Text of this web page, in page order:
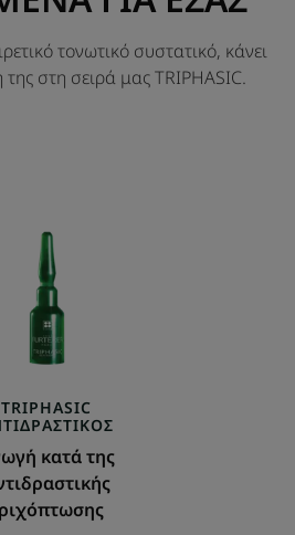
τονωτικό συστατικό, κάνει
στη σειρά μας TRIPHASIC.
της
Αντιδραστικής
Τριχόπτωσης
TRIPHASIC
κατά της